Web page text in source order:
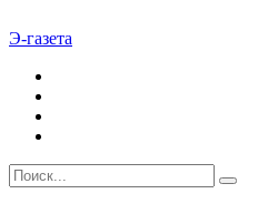
Э-газета